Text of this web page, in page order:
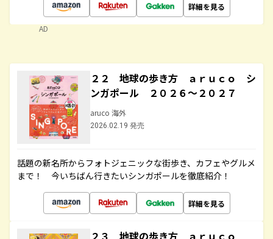
詳細を見る
AD
２２ 地球の歩き方 ａｒｕｃｏ シ
ンガポール ２０２６～２０２７
aruco 海外
2026.02.19 発売
話題の新名所からフォトジェニックな街歩き、カフェやグルメ
まで！ 今いちばん行きたいシンガポールを徹底紹介！
詳細を見る
２３ 地球の歩き方 ａｒｕｃｏ